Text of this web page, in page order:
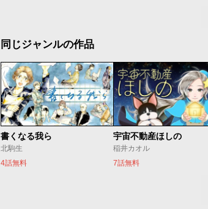
同じジャンルの作品
書くなる我ら
北駒生
4話無料
宇宙不動産ほしの
稲井カオル
7話無料